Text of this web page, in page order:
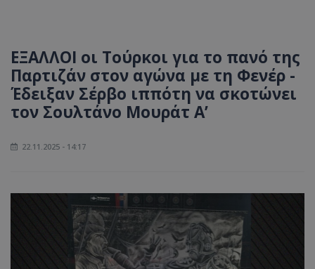
ΕΞΑΛΛΟΙ οι Τούρκοι για το πανό της
Παρτιζάν στον αγώνα με τη Φενέρ -
Έδειξαν Σέρβο ιππότη να σκοτώνει
τον Σουλτάνο Μουράτ Α’
22.11.2025 - 14:17